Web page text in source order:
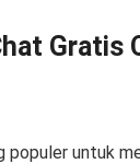
Gratis
populer untuk